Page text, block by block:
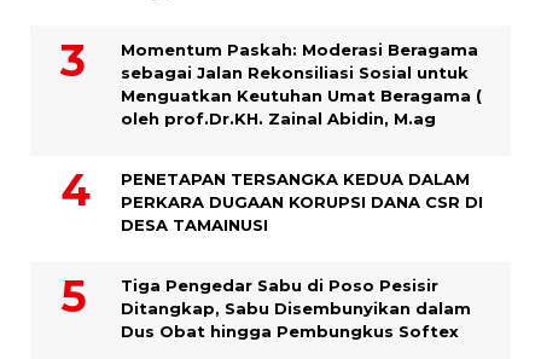
Momentum Paskah: Moderasi Beragama
sebagai Jalan Rekonsiliasi Sosial untuk
Menguatkan Keutuhan Umat Beragama (
oleh prof.Dr.KH. Zainal Abidin, M.ag
PENETAPAN TERSANGKA KEDUA DALAM
PERKARA DUGAAN KORUPSI DANA CSR DI
DESA TAMAINUSI
Tiga Pengedar Sabu di Poso Pesisir
Ditangkap, Sabu Disembunyikan dalam
Dus Obat hingga Pembungkus Softex